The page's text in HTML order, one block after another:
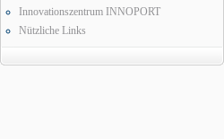
Innovationszentrum INNOPORT
Nützliche Links